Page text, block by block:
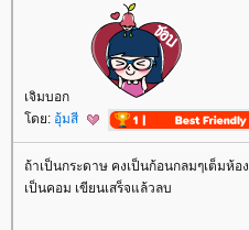
เจิมบอก
ดย: อุ้มสี
ถ้าเป็นกระดาษ คงเป็นก้อนกลมๆเต็มห้อง
เป็นคอม เขียนเสร็จแล้วลบ